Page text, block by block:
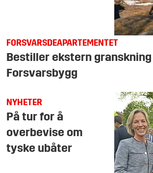
FORSVARSDEAPARTEMENTET
Bestiller ekstern granskning
Forsvarsbygg
NYHETER
På tur for å
overbevise om
tyske ubåter